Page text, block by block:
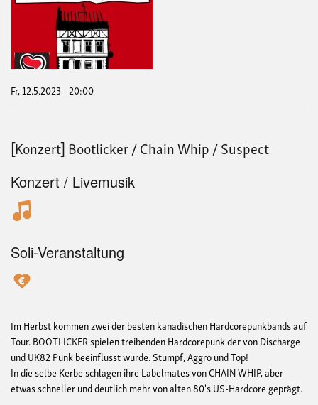
Fr, 12.5.2023 - 20:00
[Konzert] Bootlicker / Chain Whip / Suspect
Konzert / Livemusik
Soli-Veranstaltung
Im Herbst kommen zwei der besten kanadischen Hardcorepunkbands auf
Tour. BOOTLICKER spielen treibenden Hardcorepunk der von Discharge
und UK82 Punk beeinflusst wurde. Stumpf, Aggro und Top!
In die selbe Kerbe schlagen ihre Labelmates von CHAIN WHIP, aber
etwas schneller und deutlich mehr von alten 80's US-Hardcore geprägt.